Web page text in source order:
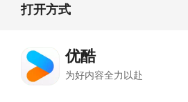
打开方式
优酷
为好内容全力以赴